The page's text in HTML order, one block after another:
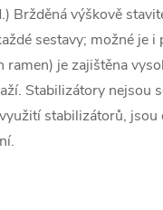
Bržděná výškově
sestavy; možné je i
je zajištěna
Stabilizátory nejsou
stabilizátorů, jsou